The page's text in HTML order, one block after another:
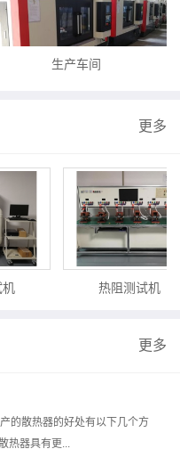
生产车间
更多
热阻测试机
更多
的散热器的好处有以下几个方
热器具有更...